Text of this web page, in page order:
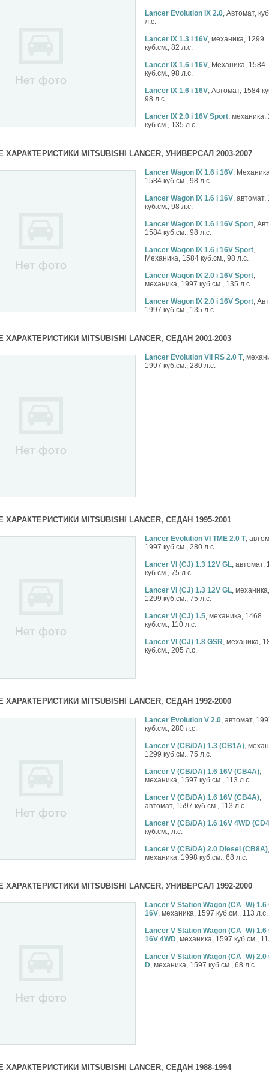
Lancer Evolution IX 2.0, Автомат,
л.с.
Lancer IX 1.3 i 16V, механика, 1299
куб.см., 82 л.с.
Lancer IX 1.6 i 16V, Механика, 1584
куб.см., 98 л.с.
Lancer IX 1.6 i 16V, Автомат, 1584
98 л.с.
Lancer IX 2.0 i 16V Sport, механика,
куб.см., 135 л.с.
MITSUBISHI LANCER, УНИВЕРСАЛ 2003-2007
Lancer Wagon IX 1.6 i 16V,
1584 куб.см., 98 л.с.
Lancer Wagon IX 1.6 i 16V, автомат,
куб.см., 98 л.с.
Lancer Wagon IX 1.6 i 16V Sport,
1584 куб.см., 98 л.с.
Lancer Wagon IX 1.6 i 16V Sport,
Механика, 1584 куб.см., 98 л.с.
Lancer Wagon IX 2.0 i 16V Sport,
механика, 1997 куб.см., 135 л.с.
Lancer Wagon IX 2.0 i 16V Sport,
1997 куб.см., 135 л.с.
MITSUBISHI LANCER, СЕДАН 2001-2003
Lancer Evolution VII RS 2.0 T,
1997 куб.см., 280 л.с.
MITSUBISHI LANCER, СЕДАН 1995-2001
Lancer Evolution VI TME 2.0 T,
1997 куб.см., 280 л.с.
Lancer VI (CJ) 1.3 12V GL, автомат,
куб.см., 75 л.с.
Lancer VI (CJ) 1.3 12V GL, механика,
1299 куб.см., 75 л.с.
Lancer VI (CJ) 1.5, механика, 1468
куб.см., 110 л.с.
Lancer VI (CJ) 1.8 GSR, механика,
куб.см., 205 л.с.
MITSUBISHI LANCER, СЕДАН 1992-2000
Lancer Evolution V 2.0, автомат,
куб.см., 280 л.с.
Lancer V (CB/DA) 1.3 (CB1A),
1299 куб.см., 75 л.с.
Lancer V (CB/DA) 1.6 16V (CB4A),
механика, 1597 куб.см., 113 л.с.
Lancer V (CB/DA) 1.6 16V (CB4A),
автомат, 1597 куб.см., 113 л.с.
Lancer V (CB/DA) 1.6 16V 4WD
куб.см., л.с.
Lancer V (CB/DA) 2.0 Diesel (CB8A),
механика, 1998 куб.см., 68 л.с.
MITSUBISHI LANCER, УНИВЕРСАЛ 1992-2000
Lancer V Station Wagon (CA_W) 1.6
16V, механика, 1597 куб.см., 113 л.с.
Lancer V Station Wagon (CA_W) 1.6
16V 4WD, механика, 1597 куб.см.,
Lancer V Station Wagon (CA_W) 2.0
D, механика, 1597 куб.см., 68 л.с.
MITSUBISHI LANCER, СЕДАН 1988-1994